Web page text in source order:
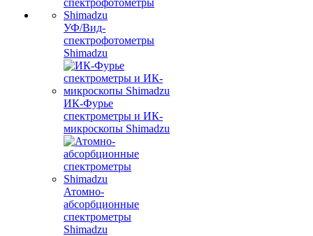
УФ/Вид-
спектрофотометры
Shimadzu
ИК-Фурье
спектрометры и ИК-
микроскопы Shimadzu
Атомно-
абсорбционные
спектрометры
Shimadzu